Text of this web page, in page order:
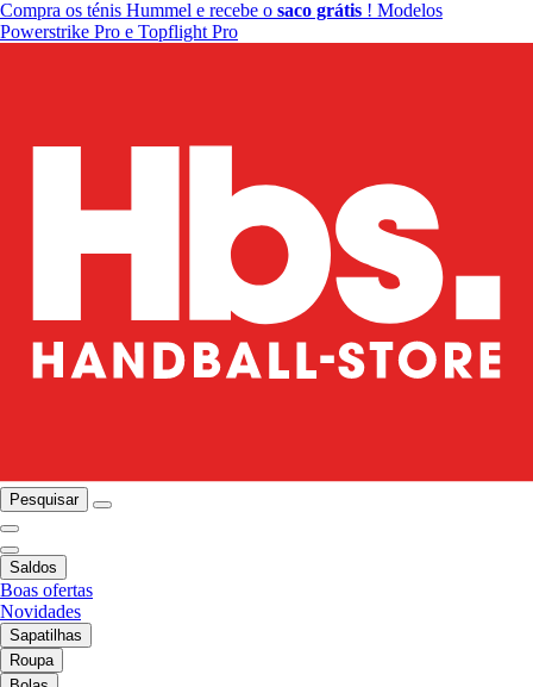
Compra os ténis Hummel e recebe o saco grátis ! Modelos
Powerstrike Pro e Topflight Pro
Pesquisar
Saldos
Boas ofertas
Novidades
Sapatilhas
Roupa